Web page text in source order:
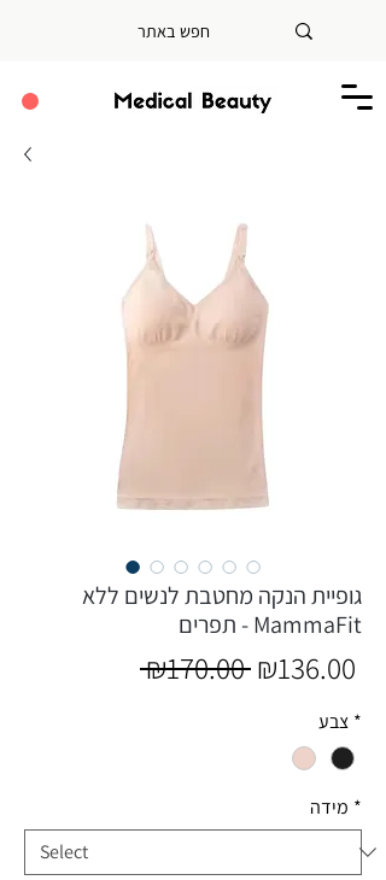
גופיית הנקה מחטבת לנשים ללא
תפרים - MammaFit
₪170.00 Regular
₪136.00
צבע *
מידה *